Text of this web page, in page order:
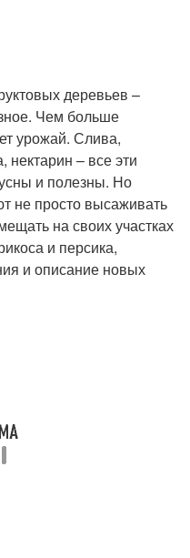
деревьев –
Чем больше
урожай. Слива,
нектарин – все эти
и полезны. Но
не просто высаживать
на своих участках
и персика,
и описание новых